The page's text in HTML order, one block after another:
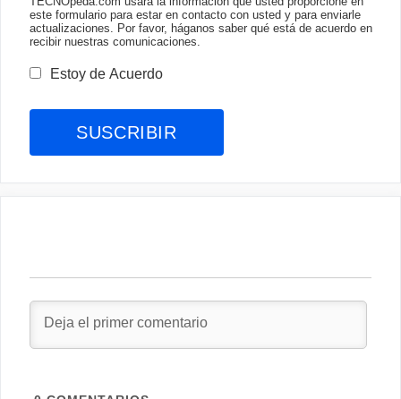
este formulario para estar en contacto con usted y para enviarle
actualizaciones. Por favor, háganos saber qué está de acuerdo en
recibir nuestras comunicaciones.
Estoy de Acuerdo